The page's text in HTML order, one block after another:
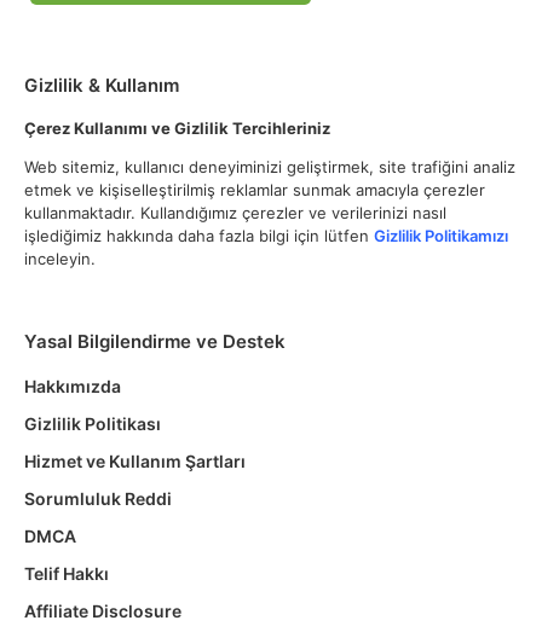
Gizlilik & Kullanım
Çerez Kullanımı ve Gizlilik Tercihleriniz
Web sitemiz, kullanıcı deneyiminizi geliştirmek, site trafiğini analiz
etmek ve kişiselleştirilmiş reklamlar sunmak amacıyla çerezler
kullanmaktadır. Kullandığımız çerezler ve verilerinizi nasıl
işlediğimiz hakkında daha fazla bilgi için lütfen Gizlilik Politikamızı
inceleyin.
Yasal Bilgilendirme ve Destek
Hakkımızda
Gizlilik Politikası
Hizmet ve Kullanım Şartları
Sorumluluk Reddi
DMCA
Telif Hakkı
Affiliate Disclosure